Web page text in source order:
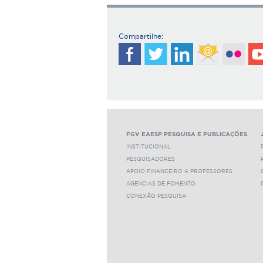
Compartilhe:
FGV EAESP PESQUISA E PUBLICAÇÕES
INSTITUCIONAL
PESQUISADORES
APOIO FINANCEIRO A PROFESSORES
AGÊNCIAS DE FOMENTO
CONEXÃO PESQUISA